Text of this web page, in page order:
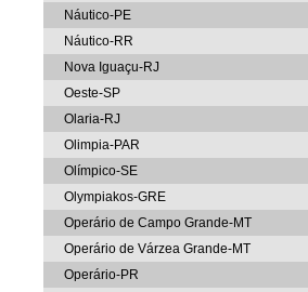
Náutico-PE
Náutico-RR
Nova Iguaçu-RJ
Oeste-SP
Olaria-RJ
Olimpia-PAR
Olímpico-SE
Olympiakos-GRE
Operário de Campo Grande-MT
Operário de Várzea Grande-MT
Operário-PR